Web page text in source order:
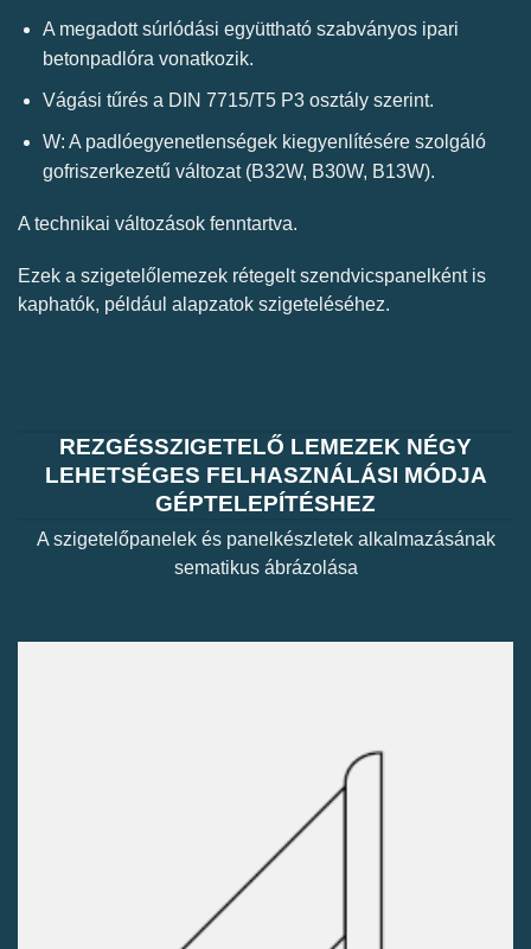
A megadott súrlódási együttható szabványos ipari
betonpadlóra vonatkozik.
Vágási tűrés a DIN 7715/T5 P3 osztály szerint.
W: A padlóegyenetlenségek kiegyenlítésére szolgáló
gofriszerkezetű változat (B32W, B30W, B13W).
A technikai változások fenntartva.
Ezek a szigetelőlemezek rétegelt szendvicspanelként is
kaphatók, például alapzatok szigeteléséhez.
REZGÉSSZIGETELŐ LEMEZEK NÉGY
LEHETSÉGES FELHASZNÁLÁSI MÓDJA
GÉPTELEPÍTÉSHEZ
A szigetelőpanelek és panelkészletek alkalmazásának
sematikus ábrázolása